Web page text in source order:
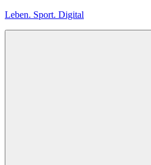
Zum
Leben. Sport. Digital